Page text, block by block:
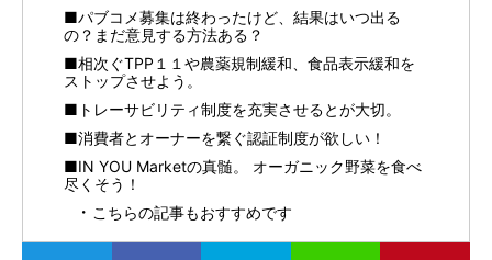
■パブコメ募集は終わったけど、結果はいつ出る
の？まだ意見する方法ある？
■相次ぐTPP１１や農薬規制緩和、食品表示緩和を
ストップさせよう。
■トレーサビリティ制度を充実させるとが大切。
■消費者とオーナーを繋ぐ認証制度が欲しい！
■IN YOU Marketの真髄。 オーガニック野菜を食べ
尽くそう！
こちらの記事もおすすめです